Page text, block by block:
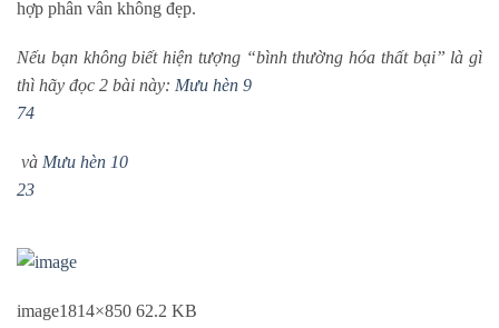
hợp phân vân không đẹp.
Nếu bạn không biết hiện tượng “bình thường hóa thất bại” là gì
thì hãy đọc 2 bài này: Mưu hèn 9
74
và Mưu hèn 10
23
image1814×850 62.2 KB